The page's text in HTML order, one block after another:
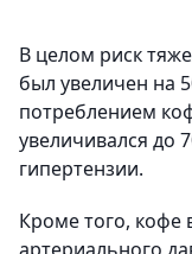
В целом риск
был увеличен на
потреблением
увеличивался до
гипертензии.
Кроме того, кофе